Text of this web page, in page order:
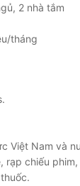
2 nhà tắm
tháng
Việt Nam và
rạp chiếu